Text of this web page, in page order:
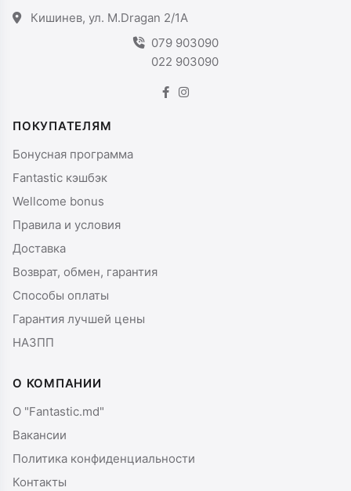
Кишинев, ул. M.Dragan 2/1A
079 903090
022 903090
ПОКУПАТЕЛЯМ
Бонусная программа
Fantastic кэшбэк
Wellcome bonus
Правила и условия
Доставка
Возврат, обмен, гарантия
Способы оплаты
Гарантия лучшей цены
НАЗПП
О КОМПАНИИ
О "Fantastic.md"
Вакансии
Политика конфиденциальности
Контакты